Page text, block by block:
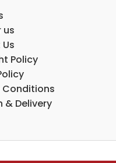
us
Policy
Conditions
& Delivery